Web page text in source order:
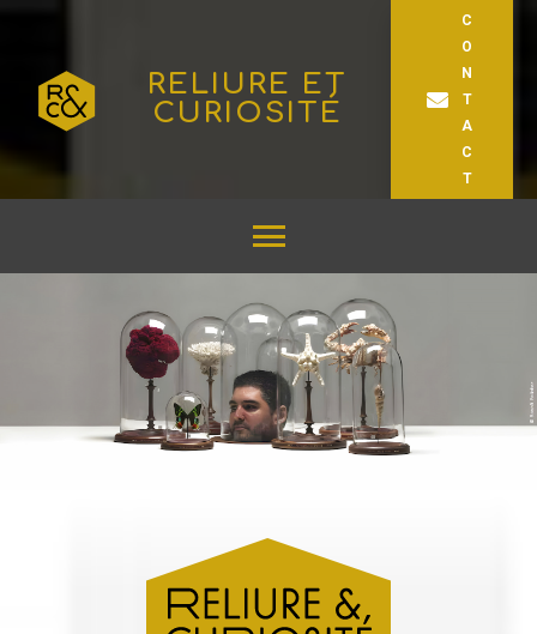
RELIURE ET
CURIOSITÉ
C
O
N
T
A
C
T